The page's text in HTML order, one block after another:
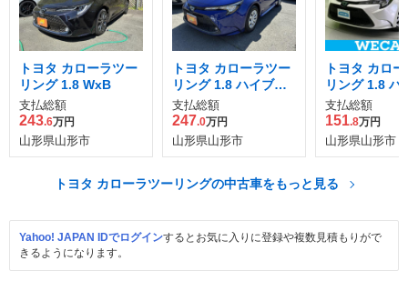
トヨタ カローラツー
リング 1.8 WxB
支払総額
243.6万円
山形県山形市
トヨタ カローラツー
リング 1.8 ハイブリ
ッド G-X プラス E-F
our 4WD
支払総額
247.0万円
山形県山形市
トヨタ カロ
リング 1.8 ハ
ッド G-X E-
D
支払総額
151.8万円
山形県山形市
トヨタ カローラツーリングの中古車をもっと見る
Yahoo! JAPAN IDでログインするとお気に入りに登録や複数見積もりがで
きるようになります。